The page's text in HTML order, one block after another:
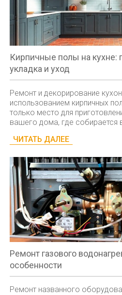
Кирпичные полы на кухне:
укладка и уход
Ремонт и декорирование
использованием кирпичных
только место для
вашего дома, где собирается
ЧИТАТЬ ДАЛЕЕ
Ремонт газового
особенности
Ремонт названного